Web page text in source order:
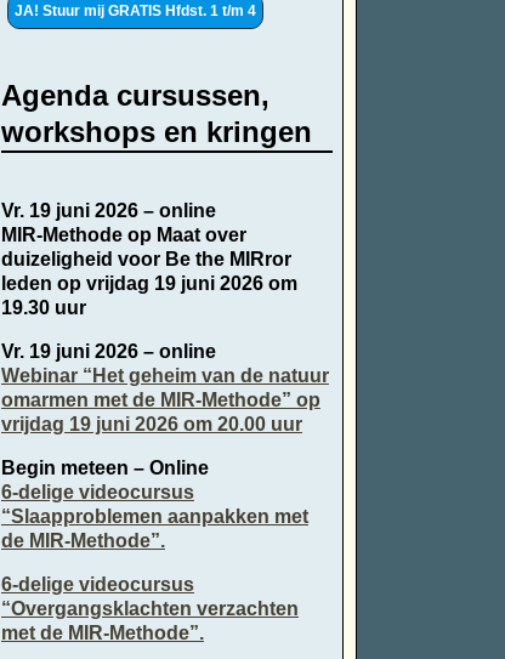
Agenda cursussen,
workshops en kringen
Vr. 19 juni 2026 – online
MIR-Methode op Maat over
duizeligheid voor Be the MIRror
leden op vrijdag 19 juni 2026 om
19.30 uur
Vr. 19 juni 2026 – online
Webinar “Het geheim van de natuur
omarmen met de MIR-Methode” op
vrijdag 19 juni 2026 om 20.00 uur
Begin meteen – Online
6-delige videocursus
“Slaapproblemen aanpakken met
de MIR-Methode”.
6-delige videocursus
“Overgangsklachten verzachten
met de MIR-Methode”.